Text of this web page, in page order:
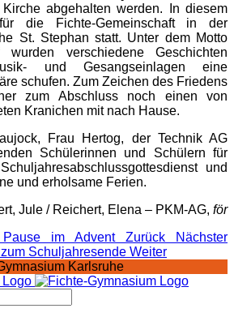
abgehalten werden. In diesem
die Fichte-Gemeinschaft in der
St. Stephan statt. Unter dem Motto
wurden verschiedene Geschichten
und Gesangseinlagen eine
schufen. Zum Zeichen des Friedens
zum Abschluss noch einen von
Kranichen mit nach Hause.
Frau Hertog, der Technik AG
Schülerinnen und Schülern für
und
und erholsame Ferien.
Jule / Reichert, Elena – PKM-AG, för
Pause im Advent Zurück
Nächster
Schuljahresende Weiter
Karlsruhe